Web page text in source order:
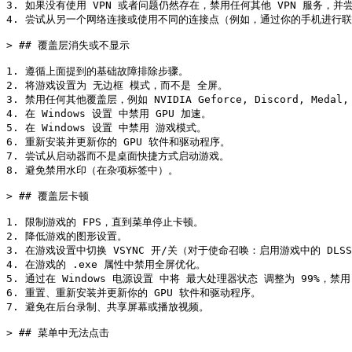
3. 如果没有使用 VPN 或者问题仍然存在，禁用任何其他 VPN
4. 尝试从另一个网络连接或使用不同的连接点（例如，通过你的手机进行
> ## 覆盖层消失或不显示
1. 遵循上面提到的基础故障排除步骤。
2. 将游戏设置为 无边框 模式，而不是 全屏。
3. 禁用任何其他覆盖层，例如 NVIDIA Geforce, Discord,
4. 在 Windows 设置 中禁用 GPU 加速。
5. 在 Windows 设置 中禁用 游戏模式。
6. 重新安装并更新你的 GPU 软件和驱动程序。
7. 尝试从启动器而不是桌面快捷方式启动游戏。
8. 避免禁用水印（在杂项标签中）。
> ## 覆盖层卡顿
1. 限制游戏的 FPS，直到菜单停止卡顿。
2. 降低游戏的图形设置。
3. 在游戏设置中切换 VSYNC 开/关（对于使命召唤：启用游戏中
4. 在游戏的 .exe 属性中禁用全屏优化。
5. 通过在 Windows 电源设置 中将 最大处理器状态 调整为 99%，
6. 重置、重新安装并更新你的 GPU 软件和驱动程序。
7. 避免在后台录制、共享屏幕或播放视频。
> ## 菜单中无法点击